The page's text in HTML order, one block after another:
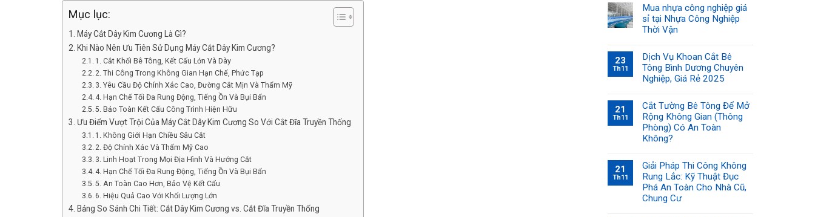
Mục lục:
Máy Cắt Dây Kim Cương Là Gì?
Khi Nào Nên Ưu Tiên Sử Dụng Máy Cắt Dây Kim Cương?
1. Cắt Khối Bê Tông, Kết Cấu Lớn Và Dày
2. Thi Công Trong Không Gian Hạn Chế, Phức Tạp
3. Yêu Cầu Độ Chính Xác Cao, Đường Cắt Mịn Và Thẩm Mỹ
4. Hạn Chế Tối Đa Rung Động, Tiếng Ồn Và Bụi Bẩn
5. Bảo Toàn Kết Cấu Công Trình Hiện Hữu
Ưu Điểm Vượt Trội Của Máy Cắt Dây Kim Cương So Với Cắt Đĩa Truyền Thống
1. Không Giới Hạn Chiều Sâu Cắt
2. Độ Chính Xác Và Thẩm Mỹ Cao
3. Linh Hoạt Trong Mọi Địa Hình Và Hướng Cắt
4. Hạn Chế Tối Đa Rung Động, Tiếng Ồn Và Bụi Bẩn
5. An Toàn Cao Hơn, Bảo Vệ Kết Cấu
6. Hiệu Quả Cao Với Khối Lượng Lớn
Bảng So Sánh Chi Tiết: Cắt Dây Kim Cương vs. Cắt Đĩa Truyền Thống
Mua nhựa công nghiệp giá
sỉ tại Nhựa Công Nghiệp
Thời Vận
23
Th11
Dịch Vụ Khoan Cắt Bê
Tông Bình Dương Chuyên
Nghiệp, Giá Rẻ 2025
21
Th11
Cắt Tường Bê Tông Để Mở
Rộng Không Gian (Thông
Phòng) Có An Toàn
Không?
21
Th11
Giải Pháp Thi Công Không
Rung Lắc: Kỹ Thuật Đục
Phá An Toàn Cho Nhà Cũ,
Chung Cư